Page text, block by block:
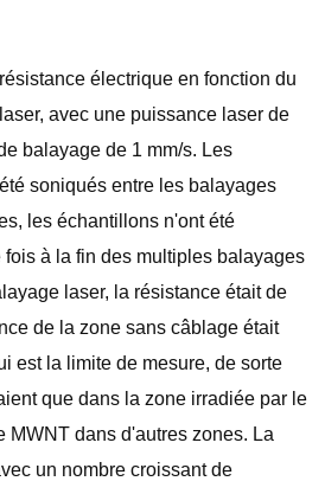
électrique en fonction du
avec une puissance laser de
balayage de 1 mm/s. Les
soniqués entre les balayages
les échantillons n'ont été
à la fin des multiples balayages
laser, la résistance était de
de la zone sans câblage était
est la limite de mesure, de sorte
que dans la zone irradiée par le
MWNT dans d'autres zones. La
un nombre croissant de